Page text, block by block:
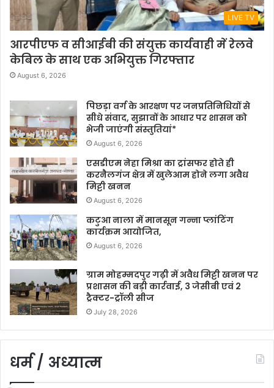
LIVE TV
आरपीएफ व सीआईबी की संयुक्त कार्यवाही में रेलवे
केबिल के साथ एक अभियुक्त गिरफ्तार
August 6, 2026
पिछड़ा वर्ग के आरक्षण पर जनप्रतिनिधियों से
सीधे संवाद, सुझावों के आधार पर शासन को
भेजी जाएंगी संस्तुतियां*
August 6, 2026
एसडीएम नेहा मिश्रा का ट्रांसफर होते ही
करनैलगंज क्षेत्र में खुलेआम होने लगा अवैध
मिट्टी खनन
August 6, 2026
कटुआ नाला में मानसून गन्ना प्लांटिंग
कार्यक्रम आयोजित,
August 6, 2026
ग्राम मोहम्मदपुर गढ़ी में अवैध मिट्टी खनन पर
प्रशासन की बड़ी कार्रवाई, 3 जेसीबी एवं 2
ट्रैक्टर-ट्रॉली सीज
July 28, 2026
धर्म / अध्यात्म